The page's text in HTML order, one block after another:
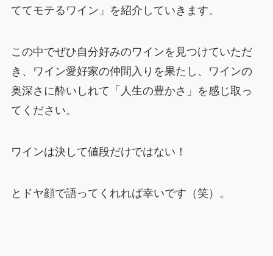
ててモテるワイン」を紹介していきます。
この中でぜひ自分好みのワインを見つけていただ
き、ワイン愛好家の仲間入りを果たし、ワインの
奥深さに酔いしれて「人生の豊かさ」を感じ取っ
てください。
ワインは決して値段だけではない！
とドヤ顔で語ってくれれば幸いです（笑）。